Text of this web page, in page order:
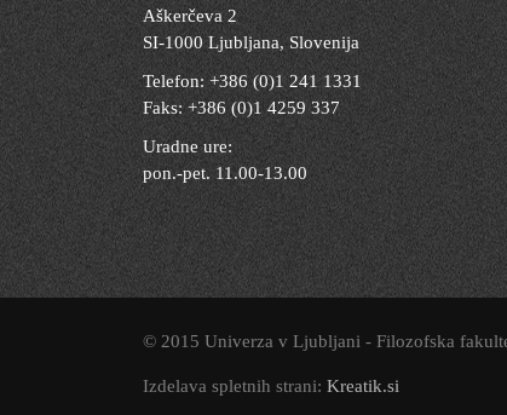
Aškerčeva 2
SI-1000 Ljubljana, Slovenija
Telefon: +386 (0)1 241 1331
Faks: +386 (0)1 4259 337
Uradne ure:
pon.-pet. 11.00-13.00
© 2015 Univerza v Ljubljani - Filozofska
Izdelava spletnih strani: Kreatik.si